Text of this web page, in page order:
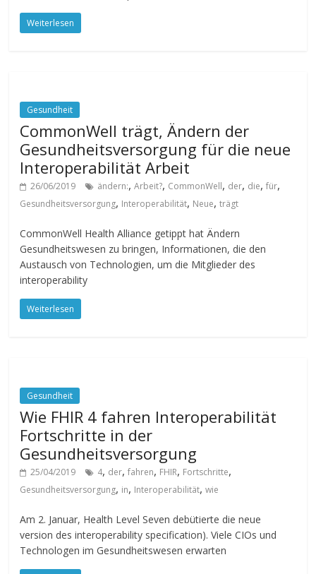
Weiterlesen
Gesundheit
CommonWell trägt, Ändern der
Gesundheitsversorgung für die neue
Interoperabilität Arbeit
26/06/2019 ändern:,Arbeit?, CommonWell, der, die,für,
Gesundheitsversorgung, Interoperabilität, Neue,trägt
CommonWell Health Alliance getippt hat Ändern
Gesundheitswesen zu bringen, Informationen, die den
Austausch von Technologien, um die Mitglieder des
interoperability
Weiterlesen
Gesundheit
Wie FHIR 4 fahren Interoperabilität
Fortschritte in der
Gesundheitsversorgung
25/04/2019 4, der,fahren, FHIR, Fortschritte,
Gesundheitsversorgung, in, Interoperabilität,wie
Am 2. Januar, Health Level Seven debütierte die neue
version des interoperability specification). Viele CIOs und
Technologen im Gesundheitswesen erwarten